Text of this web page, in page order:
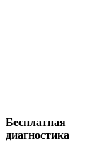
Бесплатная
диагностика